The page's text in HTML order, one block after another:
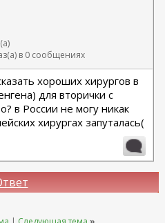
в 0 сообщениях
хороших хирургов в
для вторички с
в России не могу никак
хирургах запуталась(